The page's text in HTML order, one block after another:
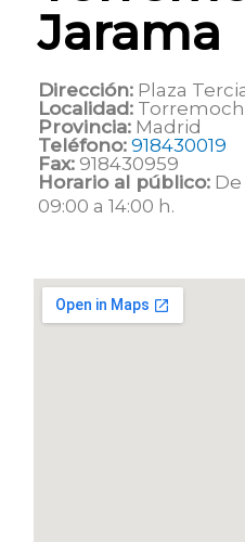
Jarama
Dirección: Plaza
Localidad:
Provincia: Madrid
Teléfono: 918430019
Fax: 918430959
Horario al público:
09:00 a 14:00 h.